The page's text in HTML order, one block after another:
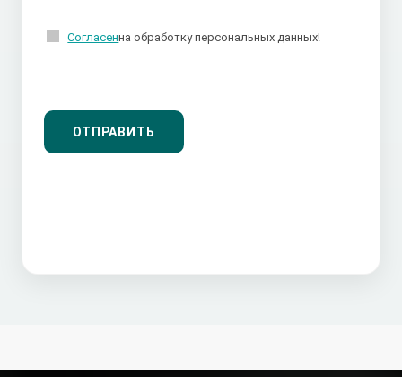
Согласенна обработку персональных данных!
ОТПРАВИТЬ